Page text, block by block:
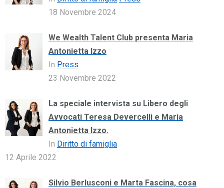
18 Novembre 2024
We Wealth Talent Club presenta Maria
Antonietta Izzo
In Press
23 Novembre 2022
La speciale intervista su Libero degli
Avvocati Teresa Devercelli e Maria
Antonietta Izzo.
In Diritto di famiglia
12 Aprile 2022
Silvio Berlusconi e Marta Fascina, cosa